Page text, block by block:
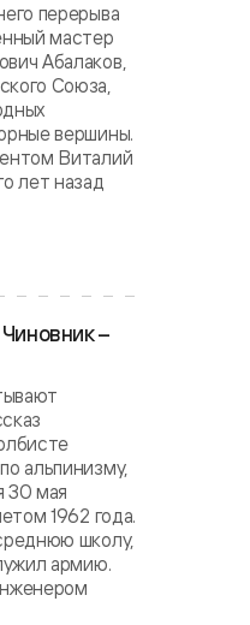
перерыва
мастер
Абалаков,
Союза,
вершины.
Виталий
лет назад
–
альпинизму,
30 мая
1962 года.
школу,
армию.